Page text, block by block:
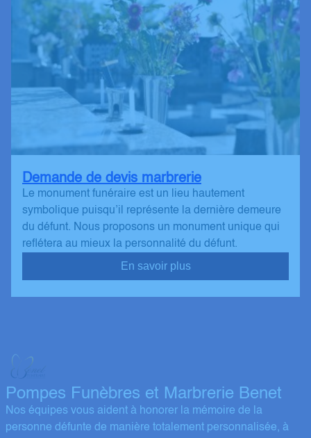
Demande de devis marbrerie
Le monument funéraire est un lieu hautement
symbolique puisqu’il représente la dernière demeure
du défunt. Nous proposons un monument unique qui
reflétera au mieux la personnalité du défunt.
En savoir plus
Pompes Funèbres et Marbrerie Benet
Nos équipes vous aident à honorer la mémoire de la
personne défunte de manière totalement personnalisée, à